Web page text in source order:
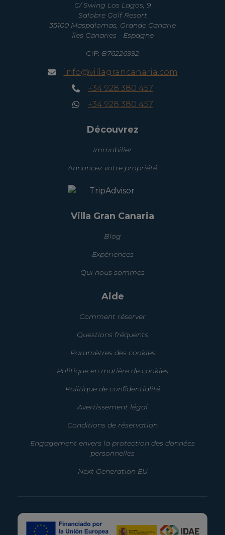
C/ Swing Los Lagos, 9
Salobre Golf Resort
35100 Maspalomas, Grande Canarie
Îles Canaries - Espagne
CIF: B76226992
info@villagrancanaria.com
+34 928 380 457
+34 928 380 457
Découvrez
Immobilier
Annoncez votre propriété
Villa Gran Canaria
Blog
Expériences
Qui nous sommes
Aide
Comment réserver
Questions fréquents
Paramètres des cookies
Politique en matière de cookies
Politique de confidentialité
Avertissement légal
Conditions de réservation
Engagement envers la protection des données
personnelles
Next Generation EU